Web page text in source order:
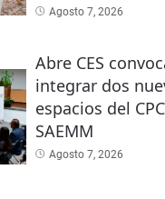
Agosto 7, 2026
Abre CES
integrar dos
espacios del
SAEMM
Agosto 7, 2026